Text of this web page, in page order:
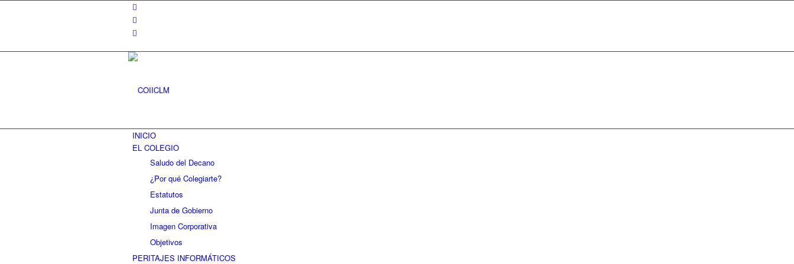
INICIO
EL COLEGIO
Saludo del Decano
¿Por qué Colegiarte?
Estatutos
Junta de Gobierno
Imagen Corporativa
Objetivos
PERITAJES INFORMÁTICOS